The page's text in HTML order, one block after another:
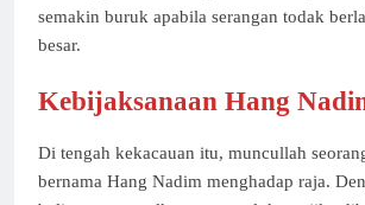
semakin buruk apabila serangan todak
besar.
Kebijaksanaan Hang
Di tengah kekacauan itu, muncullah
bernama Hang Nadim menghadap raja.